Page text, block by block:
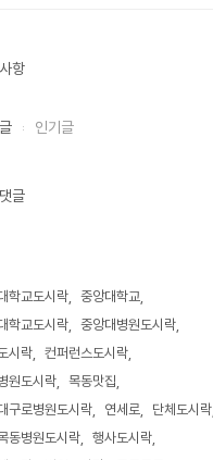
항
인기글
글
학교도시락
중앙대학교
학교도시락
중앙대병원도시락
시락
컨퍼런스도시락
원도시락
목동맛집
구로병원도시락
연세로
단체도시락
동병원도시락
행사도시락